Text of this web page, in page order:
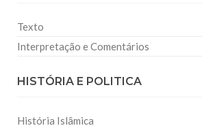
Texto
Interpretação e Comentários
HISTÓRIA E POLITICA
História Islâmica